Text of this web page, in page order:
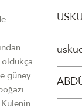
Ahmet döneminde Mayıs 1721 tarihinde bir gece kulede yangın çıkmış ve kandil yağda